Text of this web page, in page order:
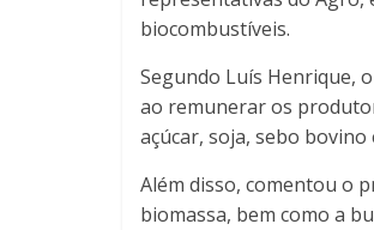
biocombustíveis.
Segundo Luís Henrique,
ao remunerar os
açúcar, soja, sebo
Além disso, comentou o
biomassa, bem como a